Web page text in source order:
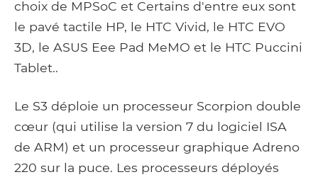
choix de MPSoC et Certains d'entre eux sont
le pavé tactile HP, le HTC Vivid, le HTC EVO
3D, le ASUS Eee Pad MeMO et le HTC Puccini
Tablet..
Le S3 déploie un processeur Scorpion double
cœur (qui utilise la version 7 du logiciel ISA
de ARM) et un processeur graphique Adreno
220 sur la puce. Les processeurs déployés